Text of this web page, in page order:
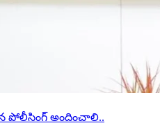
పోలీసింగ్ అందించాలి..